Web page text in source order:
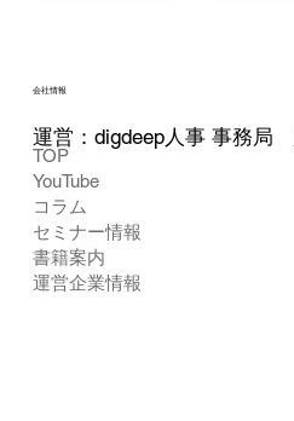
TOP
YouTube
コラム
セミナー情報
書籍案内
運営企業情報
会社情報
運営：digdeep人事 事務局